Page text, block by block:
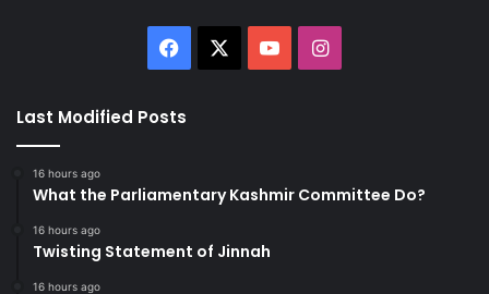
Facebook YouTubeInstagram
Last Modified Posts
16 hours ago
What the Parliamentary Kashmir Committee Do?
16 hours ago
Twisting Statement of Jinnah
16 hours ago